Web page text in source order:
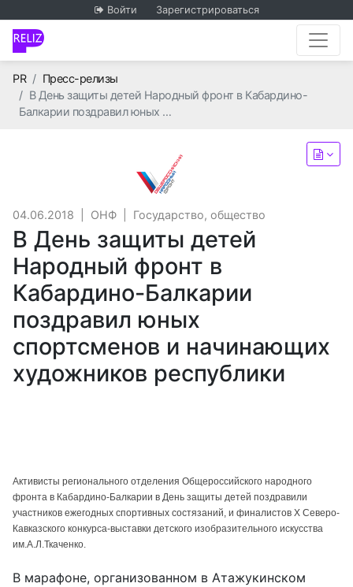
Войти Зарегистрироваться
PRГлавная
Пресс-релизы
В День защиты детей Народный фронт в Кабардино-
Балкарии поздравил юных …
04.06.2018 ОНФ Государство, общество
В День защиты детей
Народный фронт в
Кабардино-Балкарии
поздравил юных
спортсменов и начинающих
художников республики
Активисты регионального отделения Общероссийского народного
фронта в Кабардино-Балкарии в День защиты детей поздравили
участников ежегодных спортивных состязаний, и финалистов X Северо-
Кавказского конкурса-выставки детского изобразительного искусства
им.А.Л.Ткаченко.
В марафоне, организованном в Атажукинском